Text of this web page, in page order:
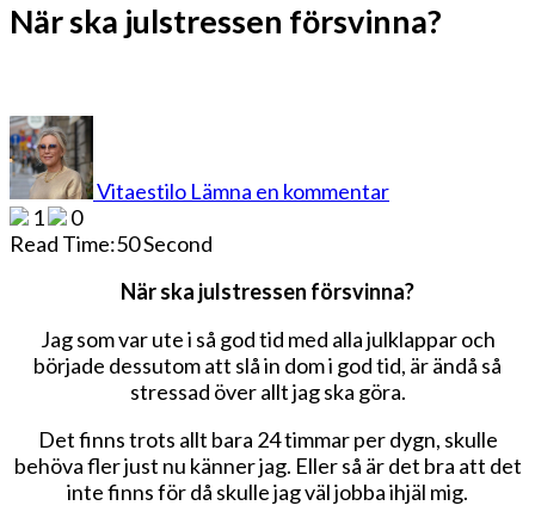
När ska julstressen försvinna?
Vitaestilo Lämna en kommentar
julstressen
1
0
Read Time:50 Second
När ska julstressen försvinna?
Jag som var ute i så god tid med alla julklappar och
började dessutom att slå in dom i god tid, är ändå så
stressad över allt jag ska göra.
Det finns trots allt bara 24 timmar per dygn, skulle
behöva fler just nu känner jag. Eller så är det bra att det
inte finns för då skulle jag väl jobba ihjäl mig.